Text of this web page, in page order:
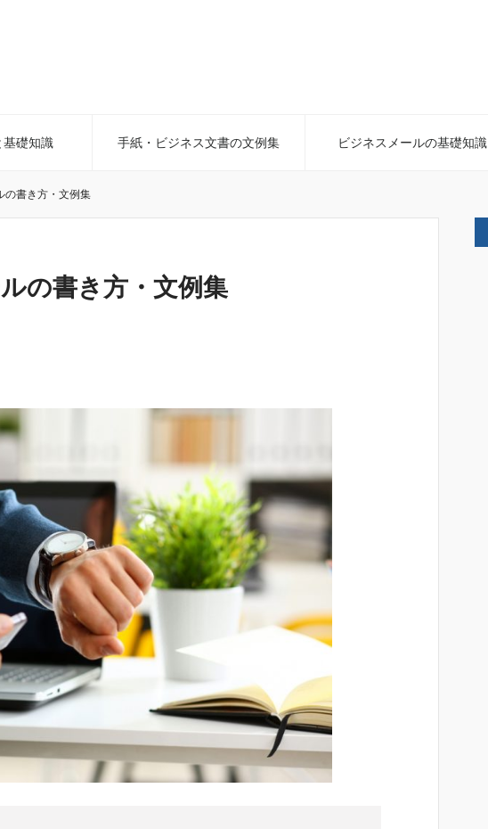
基礎知識 手紙・ビジネス文書の文例集 ビジネスメールの基礎知識
の書き方・文例集
の書き方・文例集